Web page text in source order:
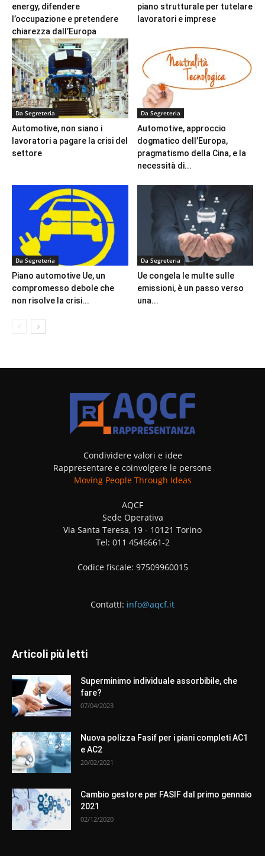
energy, difendere
l’occupazione e pretendere
chiarezza dall’Europa
piano strutturale per tutelare
lavoratori e imprese
Da Segreteria
Automotive, non siano i
lavoratori a pagare la crisi del
settore
Da Segreteria
Automotive, approccio
dogmatico dell’Europa,
pragmatismo della Cina, e la
necessità di...
Da Segreteria
Piano automotive Ue, un
compromesso debole che
non risolve la crisi...
Da Segreteria
Ue congela le multe sulle
emissioni, è un passo verso
una...
Condividere valori e idee
Rappresentare e coinvolgere le persone
Moving People Through Ideas
AQCF
Sede Operativa
Via Santa Teresa, 19 - 10121 Torino
Tel: 011 4546661-2
Codice fiscale: 97509960015
ContattI: info@aqcf.it
Articoli più letti
Superminimo individuale assorbibile, che
fare?
07/04/2023
Nuova polizza Fasif per i piani completi AC1
e AC2
20/02/2021
Cambio gestore per FASIF dal primo gennaio
2021
02/12/2020